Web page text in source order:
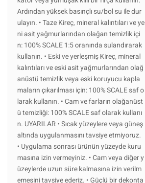
Ardından yüksek basınçlı su/bol su ile dur
ulayın. • Taze Kireç, mineral kalıntıları ve ye
ni asit yağmurlarından olağan temizlik içi
n: 100% SCALE 1:5 oranında sulandırarak
kullanın. • Eski ve yerleşmiş Kireç, mineral
kalıntıları ve eski asit yağmurlarından olağ
anüstü temizlik veya eski koruyucu kapla
maların çıkarılması için: 100% SCALE saf o
larak kullanın. • Cam ve farların olağanüst
ü temizliği: 100% SCALE saf olarak kullanı
n. UYARILAR • Sıcak yüzeylere veya güneş
altında uygulanmasını tavsiye etmiyoruz.
• Uygulama sonrası ürünün yüzeyde kuru
masına izin vermeyiniz. • Cam veya diğer y
üzeylerde uzun süre kalmasına izin verilm
emesini tavsiye ederiz. • Güçlü bir dekonta